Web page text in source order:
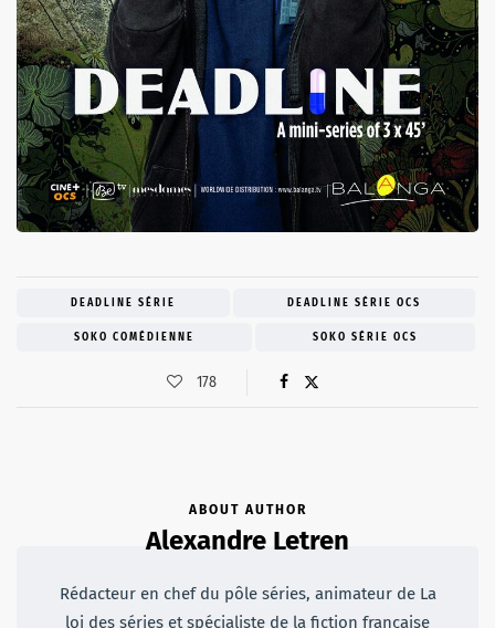
DEADLINE SÉRIE DEADLINE SÉRIE OCS
SOKO COMÉDIENNE SOKO SÉRIE OCS
178
ABOUT AUTHOR
Alexandre Letren
Rédacteur en chef du pôle séries, animateur de La
loi des séries et spécialiste de la fiction française